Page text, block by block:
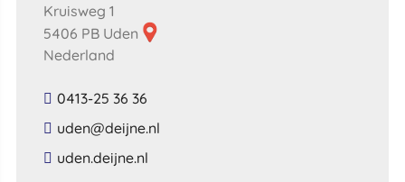
Kruisweg 1
5406 PB Uden
Nederland
0413-25 36 36
​uden​@​deijne​.​nl​
​uden​.​deijne​.​nl​